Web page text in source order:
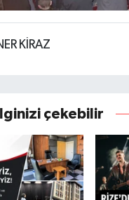
KİRAZ
çekebilir